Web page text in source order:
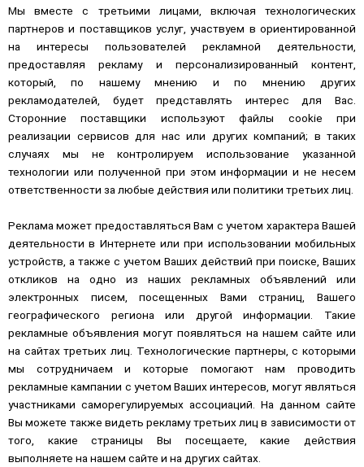
Мы вместе с третьими лицами, включая технологических
партнеров и поставщиков услуг, участвуем в ориентированной
на интересы пользователей рекламной деятельности,
предоставляя рекламу и персонализированный контент,
который, по нашему мнению и по мнению других
рекламодателей, будет представлять интерес для Вас.
Сторонние поставщики используют файлы cookie при
реализации сервисов для нас или других компаний; в таких
случаях мы не контролируем использование указанной
технологии или полученной при этом информации и не несем
ответственности за любые действия или политики третьих лиц.
Реклама может предоставляться Вам с учетом характера Вашей
деятельности в Интернете или при использовании мобильных
устройств, а также с учетом Ваших действий при поиске, Ваших
откликов на одно из наших рекламных объявлений или
электронных писем, посещенных Вами страниц, Вашего
географического региона или другой информации. Такие
рекламные объявления могут появляться на нашем сайте или
на сайтах третьих лиц. Технологические партнеры, с которыми
мы сотрудничаем и которые помогают нам проводить
рекламные кампании с учетом Ваших интересов, могут являться
участниками саморегулируемых ассоциаций. На данном сайте
Вы можете также видеть рекламу третьих лиц в зависимости от
того, какие страницы Вы посещаете, какие действия
выполняете на нашем сайте и на других сайтах.